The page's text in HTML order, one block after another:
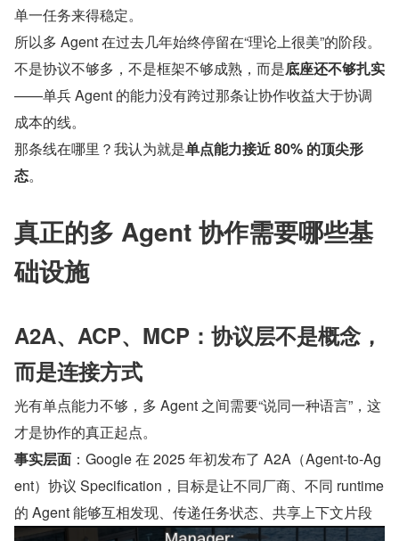
单一任务来得稳定。
所以多 Agent 在过去几年始终停留在“理论上很美”的阶段。
不是协议不够多，不是框架不够成熟，而是底座还不够扎实
——单兵 Agent 的能力没有跨过那条让协作收益大于协调
成本的线。
那条线在哪里？我认为就是单点能力接近 80% 的顶尖形
态。
真正的多 Agent 协作需要哪些基
础设施
A2A、ACP、MCP：协议层不是概念，
而是连接方式
光有单点能力不够，多 Agent 之间需要“说同一种语言”，这
才是协作的真正起点。
事实层面 ：Google 在 2025 年初发布了 A2A（Agent-to-Ag
ent）协议 Specification，目标是让不同厂商、不同 runtime
的 Agent 能够互相发现、传递任务状态、共享上下文片段